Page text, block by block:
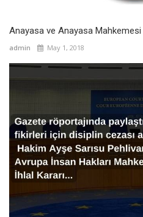
Anayasa ve Anayasa Mahkemesi
admin May 1, 2018